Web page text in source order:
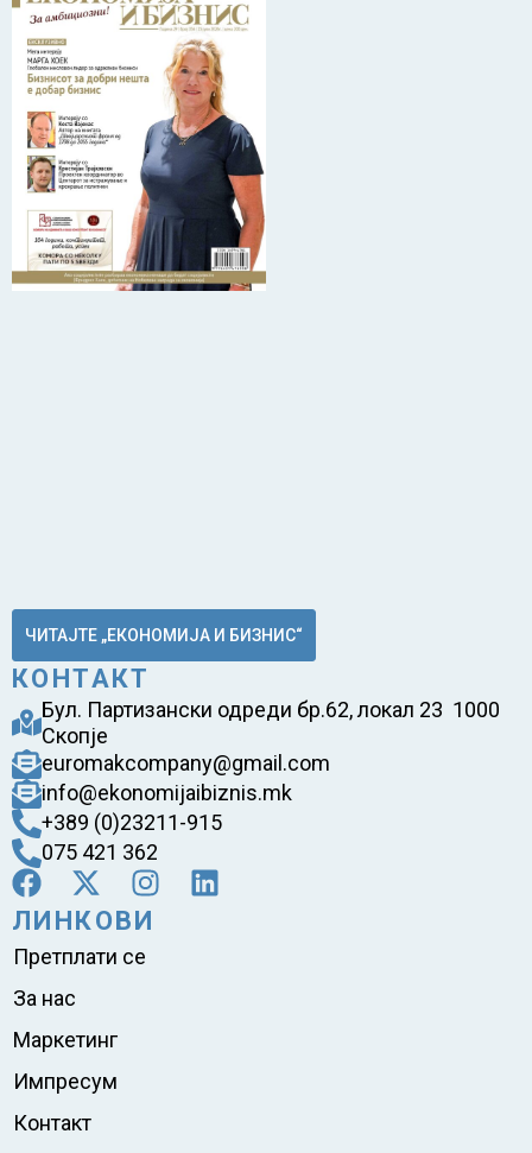
ЧИТАЈТЕ „ЕКОНОМИЈА И БИЗНИС“
КОНТАКТ
Бул. Партизански одреди бр.62, локал 23 1000
Скопје
euromakcompany@gmail.com
info@ekonomijaibiznis.mk
+389 (0)23211-915
075 421 362
ЛИНКОВИ
Претплати се
За нас
Маркетинг
Импресум
Контакт